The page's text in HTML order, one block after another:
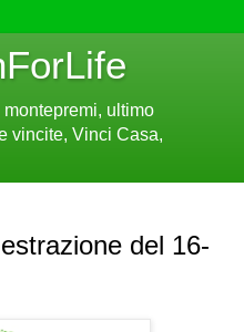
ultimo
vincite, Vinci Casa,
del 16-